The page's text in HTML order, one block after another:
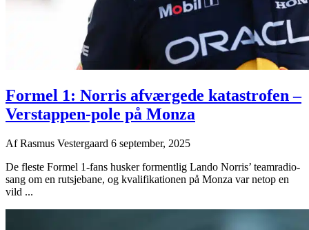
Formel 1: Norris afværgede katastrofen –
Verstappen-pole på Monza
AfRasmus Vestergaard 6 september, 2025
De fleste Formel 1-fans husker formentlig Lando Norris’ teamradio-
sang om en rutsjebane, og kvalifikationen på Monza var netop en
vild ...